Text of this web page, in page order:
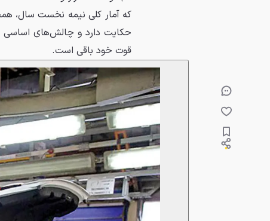
که آمار کلی نیمه نخست سال،
حکایت دارد و چالش‌های اساسی
قوت خود باقی است.